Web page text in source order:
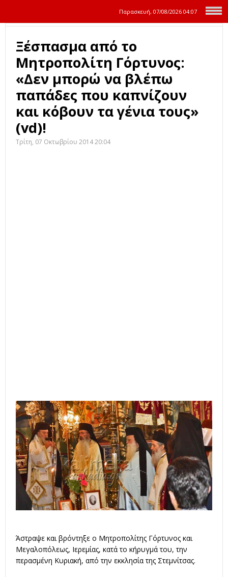
Παρασκευή, 07/08/2026 04:07
Ξέσπασμα από το
Μητροπολίτη Γόρτυνος:
«Δεν μπορώ να βλέπω
παπάδες που καπνίζουν
και κόβουν τα γένια τους»
(vd)!
Τρίτη, 07 Οκτωβρίου 2014 20:04
Άστραψε και βρόντηξε ο Μητροπολίτης Γόρτυνος και
Μεγαλοπόλεως, Ιερεμίας, κατά το κήρυγμά του, την
περασμένη Κυριακή, από την εκκλησία της Στεμνίτσας.